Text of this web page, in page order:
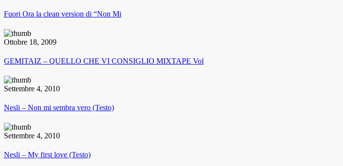
Fuori Ora la clean version di “Non Mi
Ottobre 18, 2009
GEMITAIZ – QUELLO CHE VI CONSIGLIO MIXTAPE Vol
Settembre 4, 2010
Nesli – Non mi sembra vero (Testo)
Settembre 4, 2010
Nesli – My first love (Testo)